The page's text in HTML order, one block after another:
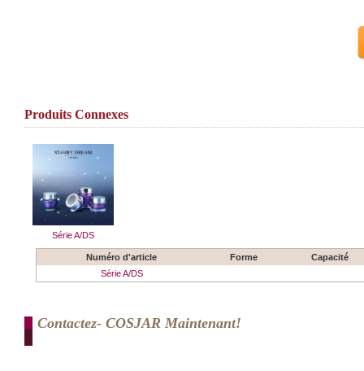
Produits Connexes
Série A/DS
Numéro d'article Forme
Capacité
Série A/DS
Contactez- COSJAR Maintenant!